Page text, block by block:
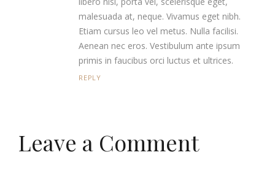
malesuada at, neque. Vivamus eget nibh.
Etiam cursus leo vel metus. Nulla facilisi.
Aenean nec eros. Vestibulum ante ipsum
primis in faucibus orci luctus et ultrices.
REPLY
Leave a Comment